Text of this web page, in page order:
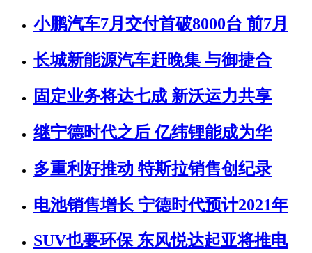
小鹏汽车7月交付首破8000台 前7月
长城新能源汽车赶晚集 与御捷合
固定业务将达七成 新沃运力共享
继宁德时代之后 亿纬锂能成为华
多重利好推动 特斯拉销售创纪录
电池销售增长 宁德时代预计2021年
SUV也要环保 东风悦达起亚将推电